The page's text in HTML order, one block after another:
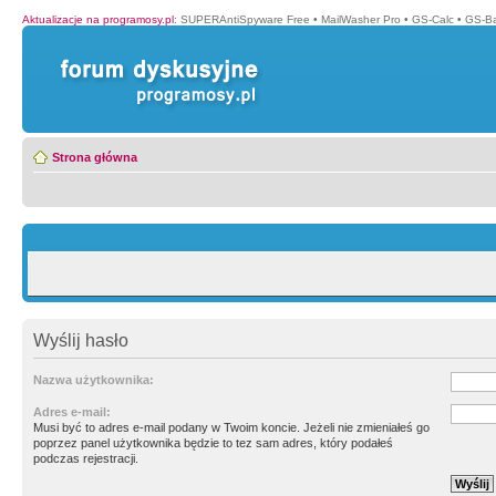
Aktualizacje na programosy.pl: SUPERAntiSpyware Free • MailWasher Pro • GS-Calc • GS-
Strona główna
Wyślij hasło
Nazwa użytkownika:
Adres e-mail:
Musi być to adres e-mail podany w Twoim koncie. Jeżeli nie zmieniałeś go
poprzez panel użytkownika będzie to tez sam adres, który podałeś
podczas rejestracji.